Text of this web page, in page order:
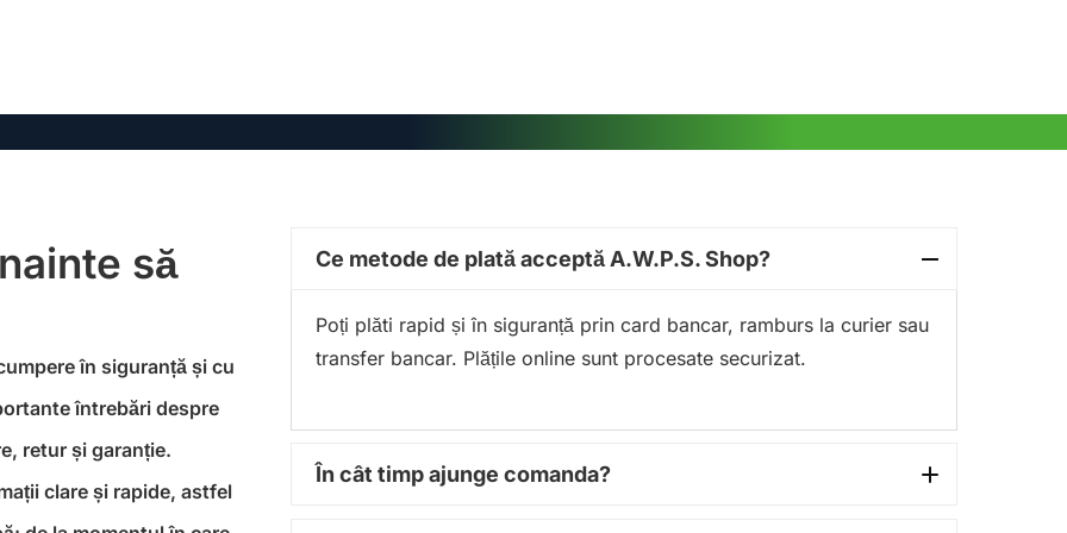
să
în siguranță și cu
întrebări despre
retur și garanție.
clare și rapide, astfel
Ce metode de plată acceptă A.W.P.S. Shop?
Poți plăti rapid și în siguranță prin card bancar, ramburs la curier sau
transfer bancar. Plățile online sunt procesate securizat.
În cât timp ajunge comanda?